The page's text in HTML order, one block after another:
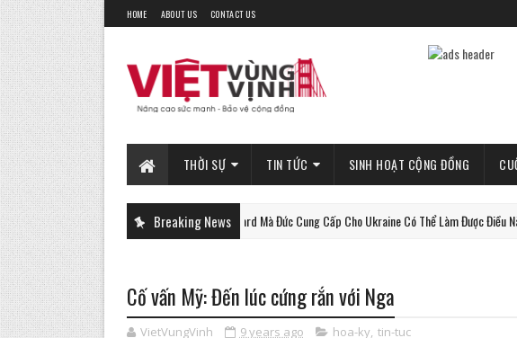
HOME ABOUT US CONTACT US
THỜI SỰ TIN TỨC SINH HOẠT CỘNG ĐỒNG
Breaking News
PHAN-TICH Xe Tăng Gepard Mà Đức Cung Cấp Cho Ukraine Có Thể Làm Được Điều Này !
Cố vấn Mỹ: Đến lúc cứng rắn với Nga
VietVungVinh 9 years ago hoa-ky, tin-tuc